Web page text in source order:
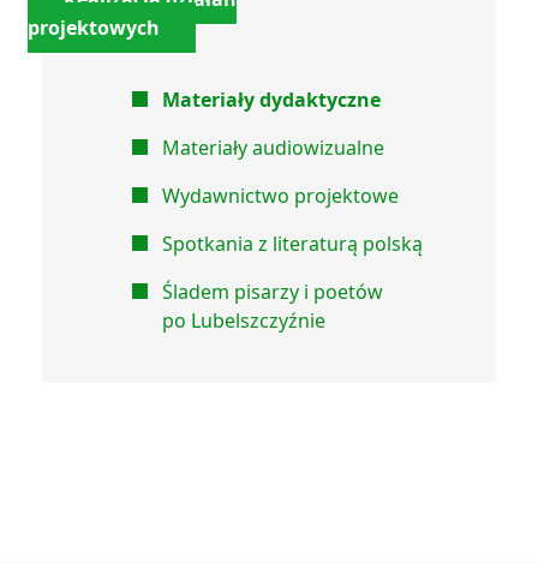
projektowych
Materiały dydaktyczne
Materiały audiowizualne
Wydawnictwo projektowe
Spotkania z literaturą polską
Śladem pisarzy i poetów
po Lubelszczyźnie